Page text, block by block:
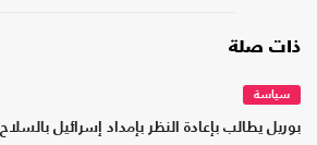
ذات صلة
سياسة
بوريل يطالب بإعادة النظر بإمداد إسرائيل بالسلاح